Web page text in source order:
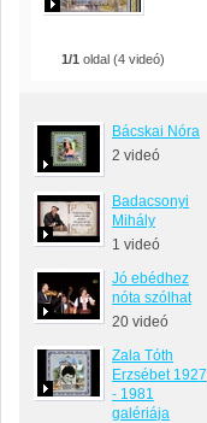
1/1 oldal (4 videó)
Bácskai Nóra
2 videó
Badacsonyi
Mihály
1 videó
Jó ebédhez
nóta szólhat
20 videó
Zala Tóth
Erzsébet 1927
- 1981
galériája